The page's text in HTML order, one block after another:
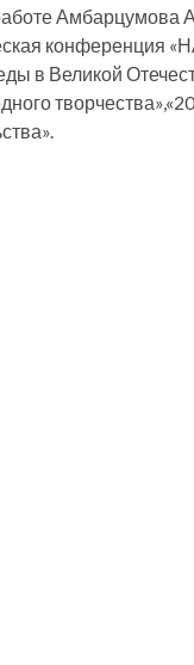
Амбарцумова
в Великой